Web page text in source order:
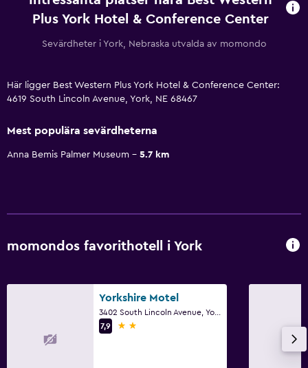
Plus York Hotel & Conference Center
Sevärdheter i York, Nebraska utvalda av momondo
Här ligger Best Western Plus York Hotel & Conference Center:
4619 South Lincoln Avenue, York, NE 68467
Mest populära sevärdheterna
Anna Bemis Palmer Museum 5.7 km
momondos favorithotell i York
Yorkshire Motel
7,9
2 stjärnor